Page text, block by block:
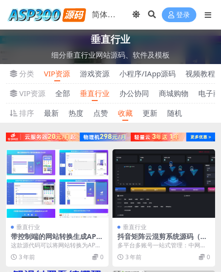
登录
垂直行业
细分垂直行业网站源码、软件及模板
分类
VIP资源 游戏资源 小程序/IApp源码
视频教程
VIP资源
全部 垂直行业 办公协同 商城购物
电子
排序
最新 热度 点赞 收藏 更新 随机
垂直行业
带控制端的网站转换生成APP
源码 WebAPP源代码与Flutte
这款源代码可以将网站转换为AP
P，使用的开发语言是Flutter，并在
Andro...
3 年前 0
垂直行业
抖音矩阵云混剪系统源码（免
授权版）多平台多账号一站式
多平台多账号一站式管理：中网智
达矩阵营销系统，轻松发布作品。
智能标题生成、关键词...
3 年前 0